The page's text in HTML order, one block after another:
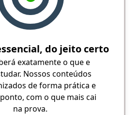
do jeito certo
exatamente o que e
Nossos conteúdos
de forma prática e
com o que mais cai
na prova.